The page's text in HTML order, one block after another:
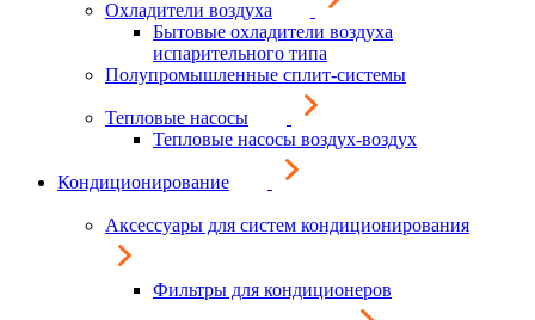
Охладители воздуха
Бытовые охладители воздуха
испарительного типа
Полупромышленные сплит-системы
Тепловые насосы
Тепловые насосы воздух-воздух
Кондиционирование
Аксессуары для систем кондиционирования
Фильтры для кондиционеров